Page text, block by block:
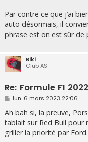
Par contre ce que j’ai
auto désormais, il
phrase est on est sûr de
Biki
Club AS
Re: Formule F1 2022
M
s
s
a
g
e
lun. 6 mars 2023 22:06
Ah bah si, la preuve,
tablait sur Red Bull pour
griller la priorité par